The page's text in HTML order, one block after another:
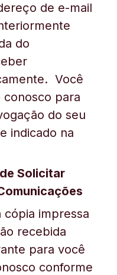
de e-mail
do
Você
para
do seu
indicado na
Solicitar
impressa
recebida
para você
conforme